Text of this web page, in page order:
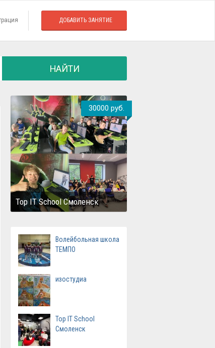
ДОБАВИТЬ ЗАНЯТИЕ
НАЙТИ
30000 руб.
Top IT School Смоленск
Волейбольная школа
ТЕМПО
изостудиа
Top IT School
Смоленск